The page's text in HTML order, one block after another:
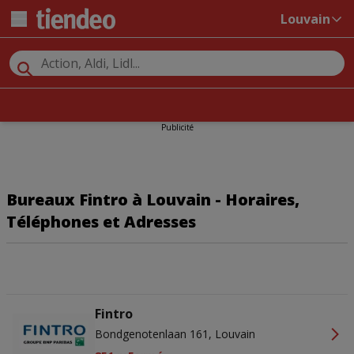
Louvain
Publicité
Bureaux Fintro à Louvain - Horaires,
Téléphones et Adresses
Fintro
Bondgenotenlaan 161, Louvain